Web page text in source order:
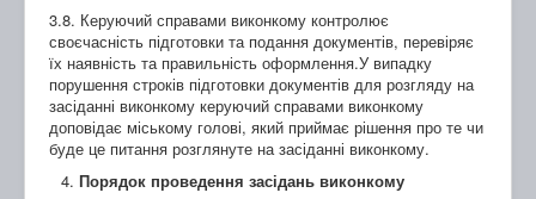
3.8. Керуючий справами виконкому контролює
своєчасність підготовки та подання документів, перевіряє
їх наявність та правильність оформлення.У випадку
порушення строків підготовки документів для розгляду на
засіданні виконкому керуючий справами виконкому
доповідає міському голові, який приймає рішення про те чи
буде це питання розглянуте на засіданні виконкому.
Порядок проведення засідань виконкому